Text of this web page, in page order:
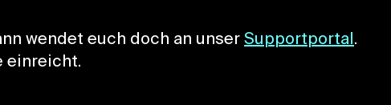
wendet euch doch an unserSupportportal.
einreicht.